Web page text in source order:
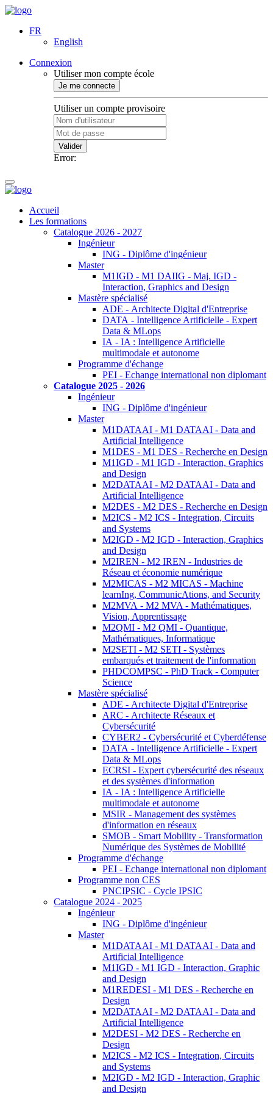
FR
English
Connexion
Utiliser mon compte école
Je me connecte
Utiliser un compte provisoire
Valider
Error:
Accueil
Les formations
Catalogue 2026 - 2027
Ingénieur
ING - Diplôme d'ingénieur
Master
M1IGD - M1 DAIIG - Maj. IGD -
Interaction, Graphics and Design
Mastère spécialisé
ADE - Architecte Digital d'Entreprise
DATA - Intelligence Artificielle - Expert
Data & MLops
IA - IA : Intelligence Artificielle
multimodale et autonome
Programme d'échange
PEI - Echange international non diplomant
Catalogue 2025 - 2026
Ingénieur
ING - Diplôme d'ingénieur
Master
M1DATAAI - M1 DATAAI - Data and
Artificial Intelligence
M1DES - M1 DES - Recherche en Design
M1IGD - M1 IGD - Interaction, Graphics
and Design
M2DATAAI - M2 DATAAI - Data and
Artificial Intelligence
M2DES - M2 DES - Recherche en Design
M2ICS - M2 ICS - Integration, Circuits
and Systems
M2IGD - M2 IGD - Interaction, Graphics
and Design
M2IREN - M2 IREN - Industries de
Réseau et économie numérique
M2MICAS - M2 MICAS - Machine
learnIng, CommunicAtions, and Security
M2MVA - M2 MVA - Mathématiques,
Vision, Apprentissage
M2QMI - M2 QMI - Quantique,
Mathématiques, Informatique
M2SETI - M2 SETI - Systèmes
embarqués et traitement de l'information
PHDCOMPSC - PhD Track - Computer
Science
Mastère spécialisé
ADE - Architecte Digital d'Entreprise
ARC - Architecte Réseaux et
Cybersécurité
CYBER2 - Cybersécurité et Cyberdéfense
DATA - Intelligence Artificielle - Expert
Data & MLops
ECRSI - Expert cybersécurité des réseaux
et des systèmes d'information
IA - IA : Intelligence Artificielle
multimodale et autonome
MSIR - Management des systèmes
d'information en réseaux
SMOB - Smart Mobility - Transformation
Numérique des Systèmes de Mobilité
Programme d'échange
PEI - Echange international non diplomant
Programme non CES
PNCIPSIC - Cycle IPSIC
Catalogue 2024 - 2025
Ingénieur
ING - Diplôme d'ingénieur
Master
M1DATAAI - M1 DATAAI - Data and
Artificial Intelligence
M1IGD - M1 IGD - Interaction, Graphic
and Design
M1REDESI - M1 DES - Recherche en
Design
M2DATAAI - M2 DATAAI - Data and
Artificial Intelligence
M2DESI - M2 DES - Recherche en
Design
M2ICS - M2 ICS - Integration, Circuits
and Systems
M2IGD - M2 IGD - Interaction, Graphic
and Design